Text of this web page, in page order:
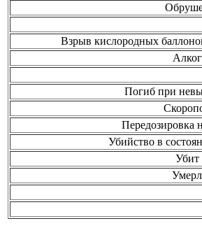
Взрыв кислородных
Погиб при
Передозировка
Убийство в
Убит